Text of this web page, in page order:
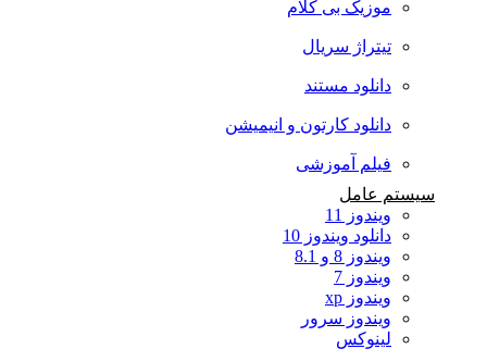
موزیک بی کلام
تیتراژ سریال
دانلود مستند
دانلود کارتون و انیمیشن
فیلم آموزشی
سیستم عامل
ویندوز 11
دانلود ویندوز 10
ویندوز 8 و 8.1
ویندوز 7
ویندوز xp
ویندوز سرور
لینوکس